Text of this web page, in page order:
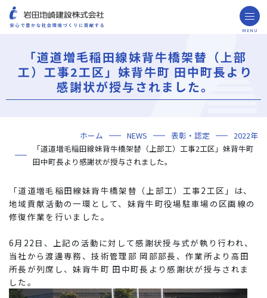
MENU
企業情報
ごあいさつ
ミッション・ビジョン・社訓
会社概要
役員一覧
岩田地崎の歴史
事業所一覧
関連会社
プレスリリース
財務情報
岩田地崎建設のCM
3分でわかる岩田地崎建設
サステナビリティ
用途区分から探す
GISマップシステム
Niseko Project
プロジェクトレポート
技術・ソリューション
技術
ソリューション
採用情報
NISEKO PROJECTS
「道道増毛稲田線妹背牛橋架替（上部
工）工事2工区」妹背牛町 田中町長より
感謝状が授与されました。
ホーム NEWS 表彰・認定
2022年
「道道増毛稲田線妹背牛橋架替（上部工）工事2工区」妹背牛町
田中町長より感謝状が授与されました。
「道道増毛稲田線妹背牛橋架替（上部工）工事2工区」は、
地域貢献活動の一環として、妹背牛町役場駐車場の区画線の
修復作業を行いました。
6月22日、上記の活動に対して感謝状授与式が執り行われ、
当社から渡邊専務、技術管理部 岡部部長、作業所より高田
所長が列席し、妹背牛町 田中町長より感謝状が授与されま
した。